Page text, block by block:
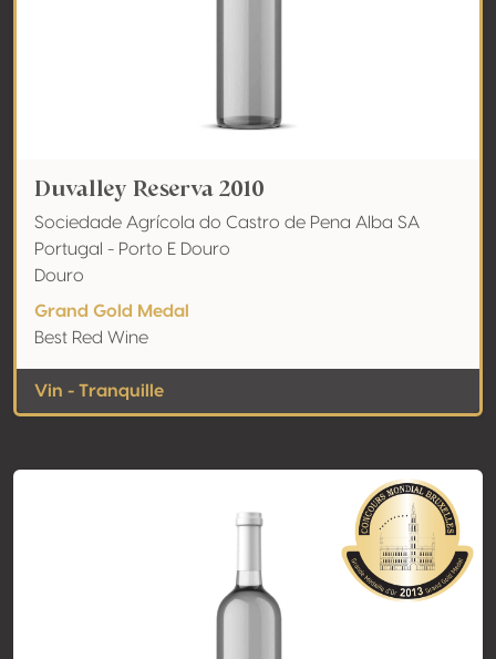
Duvalley Reserva 2010
Sociedade Agrícola do Castro de Pena Alba SA
Portugal - Porto E Douro
Douro
Grand Gold Medal
Best Red Wine
Vin - Tranquille